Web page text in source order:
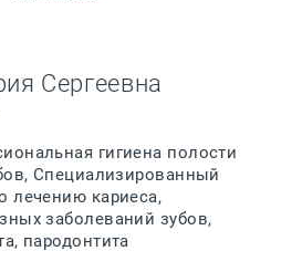
Сергеевна
гигиена полости
Специализированный
лечению кариеса,
заболеваний зубов,
пародонтита